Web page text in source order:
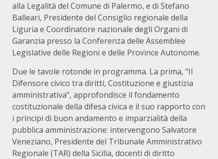
alla Legalità del Comune di Palermo, e di Stefano
Balleari, Presidente del Consiglio regionale della
Liguria e Coordinatore nazionale degli Organi di
Garanzia presso la Conferenza delle Assemblee
Legislative delle Regioni e delle Province Autonome.
Due le tavole rotonde in programma. La prima, “Il
Difensore civico tra diritti, Costituzione e giustizia
amministrativa”, approfondisce il fondamento
costituzionale della difesa civica e il suo rapporto con
i principi di buon andamento e imparzialità della
pubblica amministrazione: intervengono Salvatore
Veneziano, Presidente del Tribunale Amministrativo
Regionale (TAR) della Sicilia, docenti di diritto